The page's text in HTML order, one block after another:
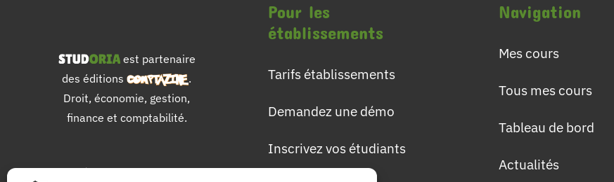
est partenaire
des éditions
.
Droit, économie, gestion,
finance et comptabilité.
Pour les
établissements
Tarifs établissements
Demandez une démo
Inscrivez vos étudiants
Navigation
Mes cours
Tous mes cours
Tableau de bord
Actualités